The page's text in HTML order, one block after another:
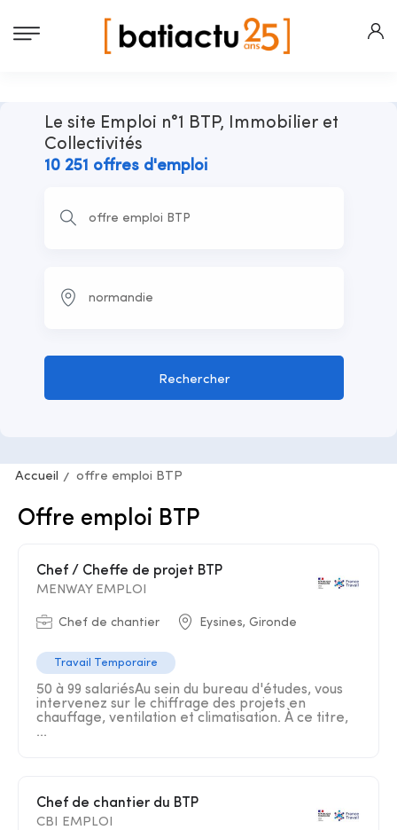
Le site Emploi n°1 BTP, Immobilier et
Collectivités
10 251 offres d'emploi
Rechercher
Accueil offre emploi BTP
Offre emploi BTP
Chef / Cheffe de projet BTP
MENWAY EMPLOI
Chef de chantier Eysines, Gironde
Travail Temporaire
50 à 99 salariésAu sein du bureau d'études, vous
intervenez sur le chiffrage des projets en
chauffage, ventilation et climatisation. À ce titre,
...
Chef de chantier du BTP
CBI EMPLOI